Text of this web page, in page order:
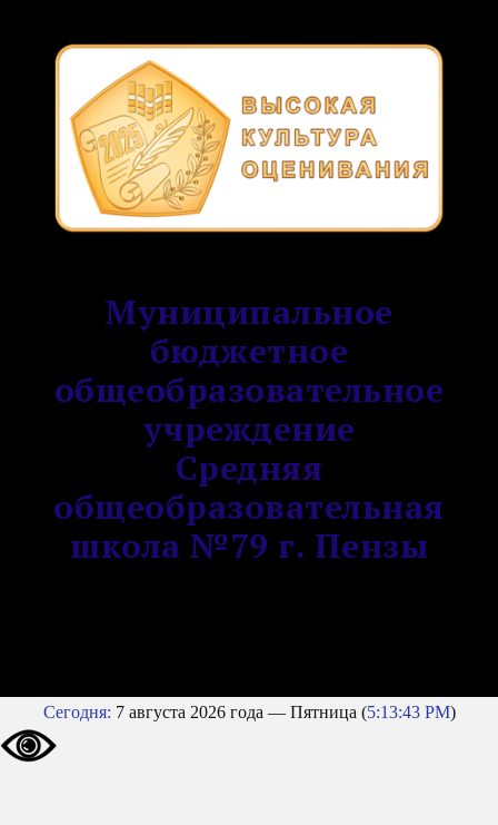
Муниципальное
бюджетное
общеобразовательное
учреждение
Средняя
общеобразовательная
школа №79 г. Пензы
Сегодня: 7 августа 2026 года — Пятница (5:13:43 PM)